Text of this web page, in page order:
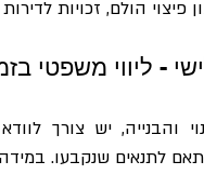
פיצוי הולם, זכויות
- ליווי משפטי
לתנאים שנקבעו. במידה